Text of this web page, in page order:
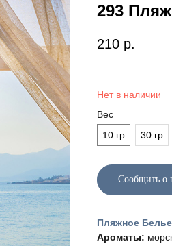
293
210 р.
Нет в наличии
Вес
10 гр
30 гр
Сообщить о
Пляжное
Ароматы: